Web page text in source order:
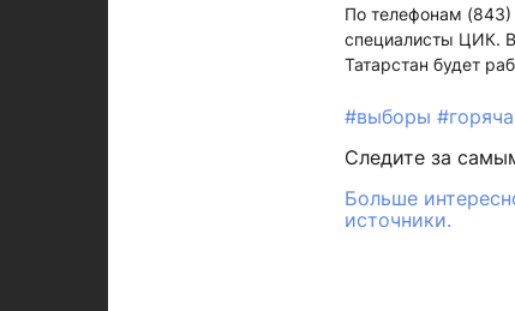
По телефонам
специалисты ЦИК. В
Татарстан будет
#выборы
Следите за
Больше
источники.